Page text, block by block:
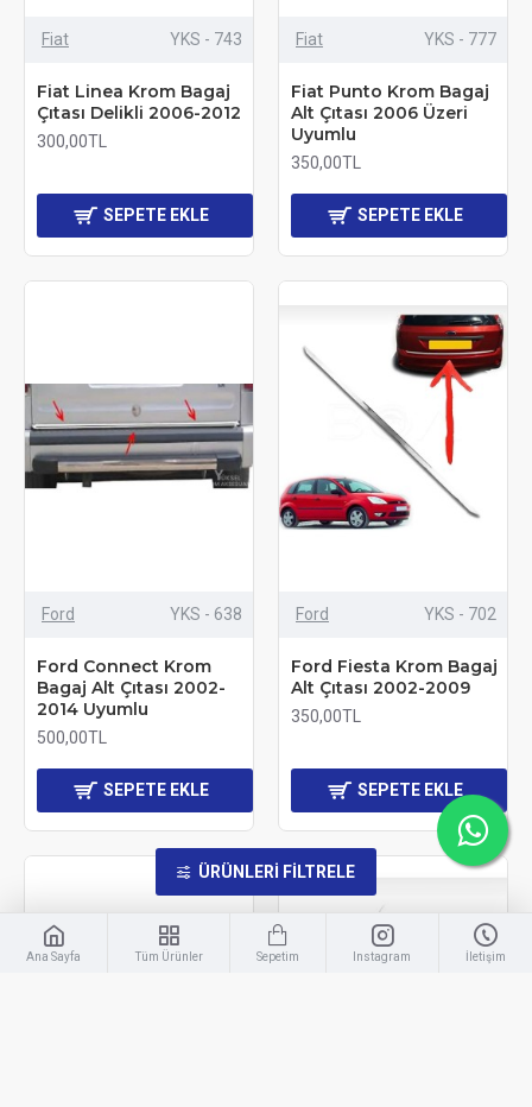
Fiat YKS - 743
Fiat Linea Krom Bagaj
Çıtası Delikli 2006-2012
300,00TL
SEPETE EKLE
Fiat YKS - 777
Fiat Punto Krom Bagaj
Alt Çıtası 2006 Üzeri
Uyumlu
350,00TL
SEPETE EKLE
Ford YKS - 638
Ford Connect Krom
Bagaj Alt Çıtası 2002-
2014 Uyumlu
500,00TL
SEPETE EKLE
Ford YKS - 702
Ford Fiesta Krom Bagaj
Alt Çıtası 2002-2009
350,00TL
SEPETE EKLE
Ana Sayfa Tüm Ürünler Sepetim Instagram İletişim
ÜRÜNLERI FILTRELE